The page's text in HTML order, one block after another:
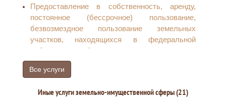
Предоставление в собственность, аренду,
постоянное (бессрочное) пользование,
безвозмездное пользование земельных
участков, находящихся в федеральной
собственности, без проведения торгов
Все услуги
Иные услуги земельно-имущественной сферы (21)